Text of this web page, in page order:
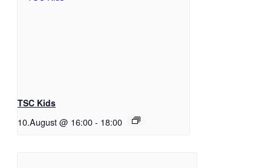
TSC Kids
10.August @ 16:00- 18:00